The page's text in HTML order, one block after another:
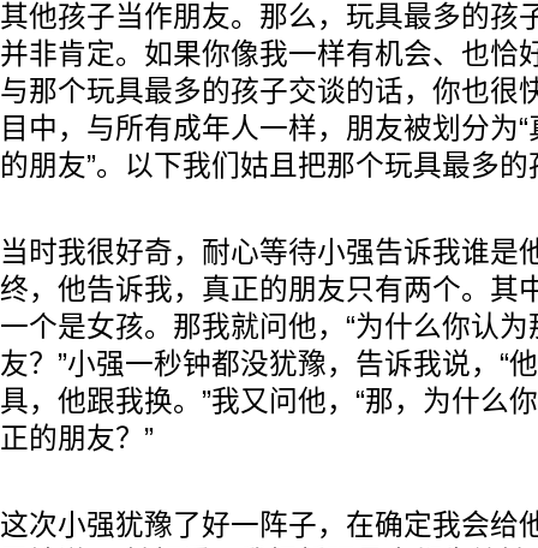
其他孩子当作朋友。那么，玩具最多的孩
并非肯定。如果你像我一样有机会、也恰
与那个玩具最多的孩子交谈的话，你也很
目中，与所有成年人一样，朋友被划分为“
的朋友”。以下我们姑且把那个玩具最多的
当时我很好奇，耐心等待小强告诉我谁是
终，他告诉我，真正的朋友只有两个。其
一个是女孩。那我就问他，“为什么你认
友？”小强一秒钟都没犹豫，告诉我说，“
具，他跟我换。”我又问他，“那，为什么
正的朋友？”
这次小强犹豫了好一阵子，在确定我会给